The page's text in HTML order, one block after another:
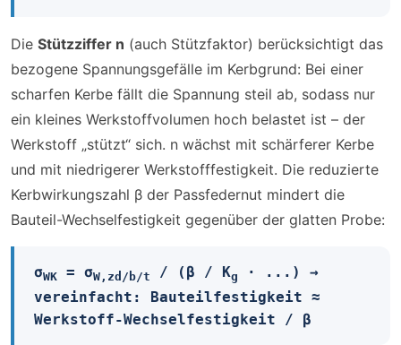
Die Stützziffer n (auch Stützfaktor) berücksichtigt das
bezogene Spannungsgefälle im Kerbgrund: Bei einer
scharfen Kerbe fällt die Spannung steil ab, sodass nur
ein kleines Werkstoffvolumen hoch belastet ist – der
Werkstoff „stützt“ sich. n wächst mit schärferer Kerbe
und mit niedrigerer Werkstofffestigkeit. Die reduzierte
Kerbwirkungszahl β der Passfedernut mindert die
Bauteil-Wechselfestigkeit gegenüber der glatten Probe:
σ​WK = σ​W,zd/b/t / (β / K​g
· ...) →
vereinfacht: Bauteilfestigkeit ≈
Werkstoff-Wechselfestigkeit / β